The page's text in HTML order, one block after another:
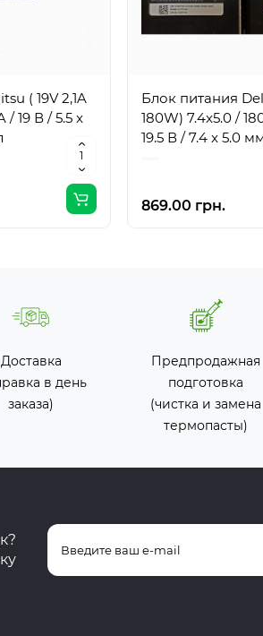
( 19V 2,1A
/ 19 В / 5.5 x
Блок питания
180W) 7.4x5.0 /
19.5 В / 7.4 x 5.0
869.00 грн.
Доставка
в день
заказа)
Предпродажная
подготовка
(чистка и замена
термопасты)